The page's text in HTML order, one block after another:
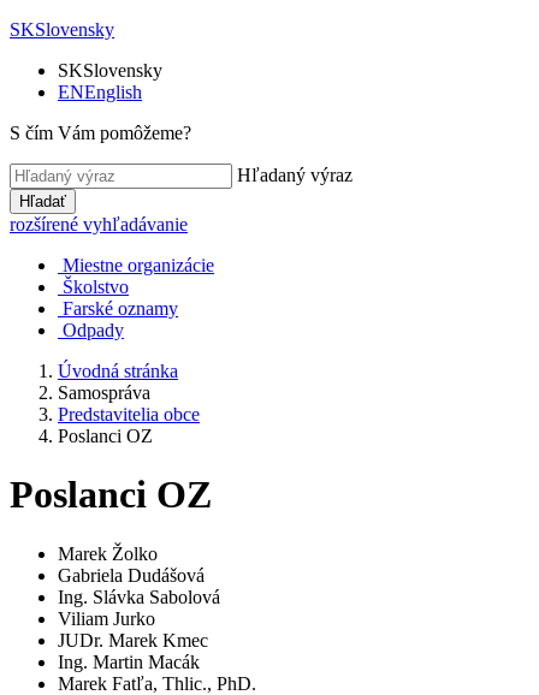
SKSlovensky
SKSlovensky
ENEnglish
S čím Vám pomôžeme?
Hľadaný výraz
Hľadať
rozšírené vyhľadávanie
Miestne organizácie
Školstvo
Farské oznamy
Odpady
Úvodná stránka
Samospráva
Predstavitelia obce
Poslanci OZ
Poslanci OZ
Marek Žolko
Gabriela Dudášová
Ing. Slávka Sabolová
Viliam Jurko
JUDr. Marek Kmec
Ing. Martin Macák
Marek Fatľa, Thlic., PhD.